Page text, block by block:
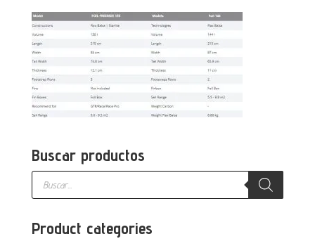
Buscar productos
Búsqueda
productos
Product categories